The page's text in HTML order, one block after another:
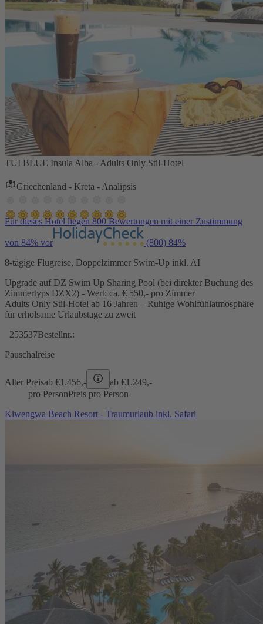
TUI BLUE Insula Alba - Adults Only Stil-Hotel
Griechenland - Kreta - Analipsis
Für dieses Hotel liegen 800 Bewertungen mit einer Zustimmung
von 84% vor (800) 84%
8-tägige Flugreise, Doppelzimmer Swim-Up inkl. AI
Upgrade auf DZ Swim Up Sharing Pool (bei direkter Buchung des
Zimmertyps DZX2) - Wert: ca. € 550,- pro Zimmer
Adults Only Stil-Hotel ab 16 Jahren – Ruhige Wohlfühlatmosphäre
für erholsame Urlaubstage zu zweit
253537Bestellnr.:
Pauschalreise
Alter Preisab €1.456,- ab €1.249,-
pro PersonPreis pro Person
Kiwengwa Beach Resort - Traumurlaub inkl. Safari